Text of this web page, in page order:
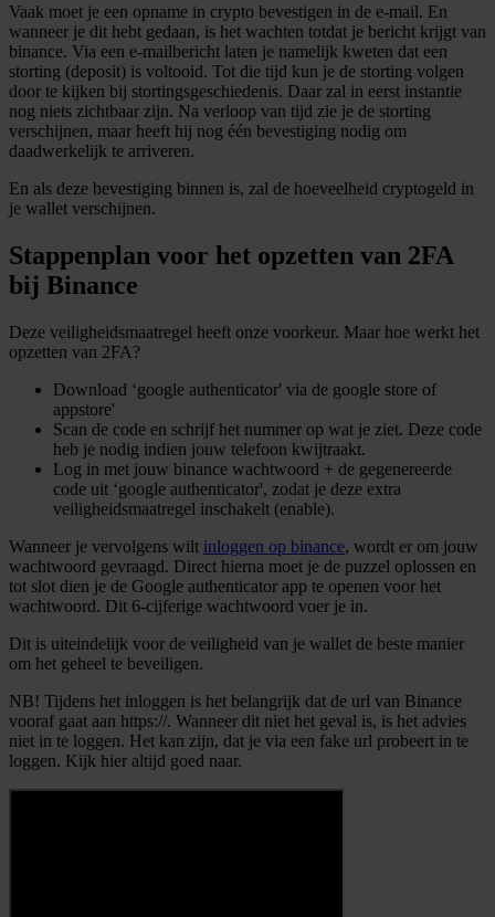
Vaak moet je een opname in crypto bevestigen in de e-mail. En
wanneer je dit hebt gedaan, is het wachten totdat je bericht krijgt van
binance. Via een e-mailbericht laten je namelijk kweten dat een
storting (deposit) is voltooid. Tot die tijd kun je de storting volgen
door te kijken bij stortingsgeschiedenis. Daar zal in eerst instantie
nog niets zichtbaar zijn. Na verloop van tijd zie je de storting
verschijnen, maar heeft hij nog één bevestiging nodig om
daadwerkelijk te arriveren.
En als deze bevestiging binnen is, zal de hoeveelheid cryptogeld in
je wallet verschijnen.
Stappenplan voor het opzetten van 2FA
bij Binance
Deze veiligheidsmaatregel heeft onze voorkeur. Maar hoe werkt het
opzetten van 2FA?
Download ‘google authenticator' via de google store of
appstore'
Scan de code en schrijf het nummer op wat je ziet. Deze code
heb je nodig indien jouw telefoon kwijtraakt.
Log in met jouw binance wachtwoord + de gegenereerde
code uit ‘google authenticator', zodat je deze extra
veiligheidsmaatregel inschakelt (enable).
Wanneer je vervolgens wilt inloggen op binance, wordt er om jouw
wachtwoord gevraagd. Direct hierna moet je de puzzel oplossen en
tot slot dien je de Google authenticator app te openen voor het
wachtwoord. Dit 6-cijferige wachtwoord voer je in.
Dit is uiteindelijk voor de veiligheid van je wallet de beste manier
om het geheel te beveiligen.
NB! Tijdens het inloggen is het belangrijk dat de url van Binance
vooraf gaat aan https://. Wanneer dit niet het geval is, is het advies
niet in te loggen. Het kan zijn, dat je via een fake url probeert in te
loggen. Kijk hier altijd goed naar.